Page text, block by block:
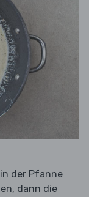
der Pfanne
dann die